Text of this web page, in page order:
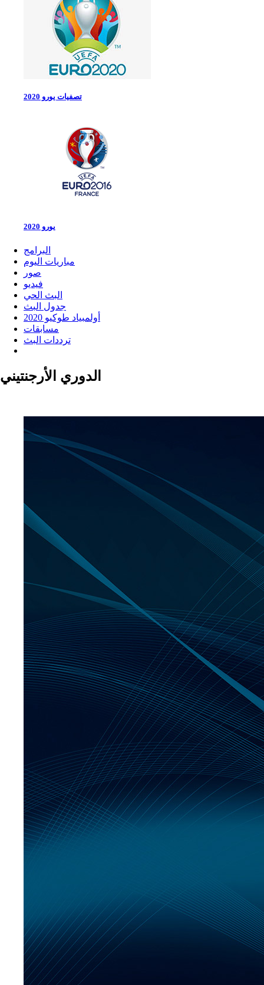
تصفيات يورو 2020
يورو 2020
البرامج
مباريات اليوم
صور
فيديو
البث الحي
جدول البث
أولمبياد طوكيو 2020
مسابقات
ترددات البث
الدوري الأرجنتيني